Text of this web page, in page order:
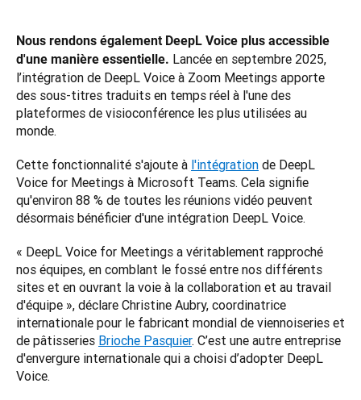
Nous rendons également DeepL Voice plus accessible
d'une manière essentielle. Lancée en septembre 2025,
l’intégration de DeepL Voice à Zoom Meetings apporte
des sous-titres traduits en temps réel à l'une des
plateformes de visioconférence les plus utilisées au
monde.
Cette fonctionnalité s'ajoute à l'intégration de DeepL
Voice for Meetings à Microsoft Teams. Cela signifie
qu'environ 88 % de toutes les réunions vidéo peuvent
désormais bénéficier d'une intégration DeepL Voice.
« DeepL Voice for Meetings a véritablement rapproché
nos équipes, en comblant le fossé entre nos différents
sites et en ouvrant la voie à la collaboration et au travail
d'équipe », déclare Christine Aubry, coordinatrice
internationale pour le fabricant mondial de viennoiseries et
de pâtisseries Brioche Pasquier. C’est une autre entreprise
d'envergure internationale qui a choisi d’adopter DeepL
Voice.